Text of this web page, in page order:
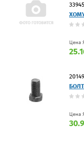
Цена
Цена